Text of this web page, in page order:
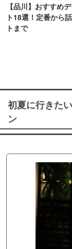
【品川】おすすめ
ト18選！定番から
トまで
初夏に行きた
ン